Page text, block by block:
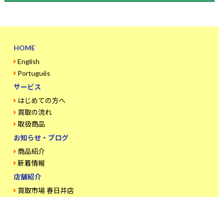
HOME
English
Português
サービス
はじめての方へ
買取の流れ
取扱商品
お知らせ・ブログ
商品紹介
新着情報
店舗紹介
買取市場 春日井店